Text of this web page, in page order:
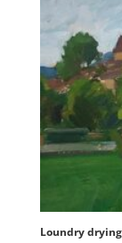
Loundry